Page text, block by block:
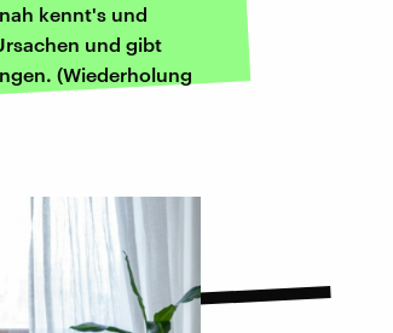
kennt's und
und gibt
(Wiederholung